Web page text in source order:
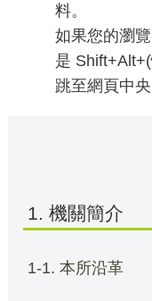
料。
如果您的瀏
是
跳至網頁中
1. 機關簡介
1-1. 本所沿革